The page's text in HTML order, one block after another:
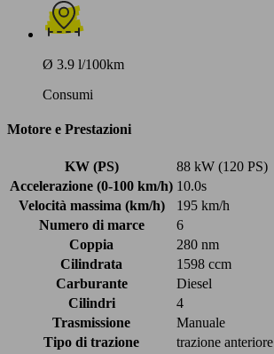
Ø 3.9 l/100km
Consumi
Motore e Prestazioni
KW (PS)
88 kW (120 PS)
Accelerazione (0-100 km/h) 10.0s
Velocità massima (km/h)
195 km/h
Numero di marce
6
Coppia
280 nm
Cilindrata
1598 ccm
Carburante
Diesel
Cilindri
4
Trasmissione
Manuale
Tipo di trazione
trazione anteriore